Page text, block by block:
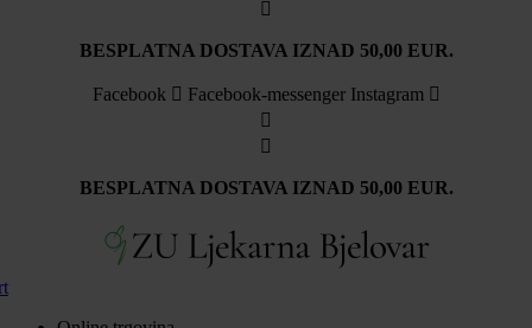
BESPLATNA DOSTAVA IZNAD 50,00 EUR.
Facebook Facebook-messenger Instagram
BESPLATNA DOSTAVA IZNAD 50,00 EUR.